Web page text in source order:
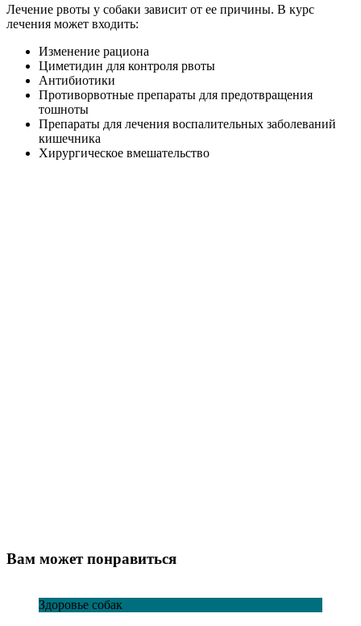
Лечение рвоты у собаки зависит от ее причины. В курс
лечения может входить:
Изменение рациона
Циметидин для контроля рвоты
Антибиотики
Противорвотные препараты для предотвращения
тошноты
Препараты для лечения воспалительных заболеваний
кишечника
Хирургическое вмешательство
Вам может понравиться
Здоровье собак